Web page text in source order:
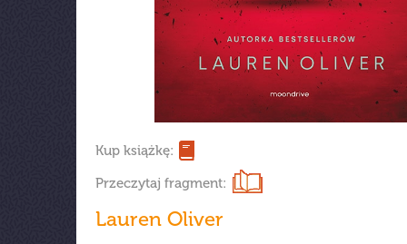
Kup książkę:
Przeczytaj fragment:
Lauren Oliver